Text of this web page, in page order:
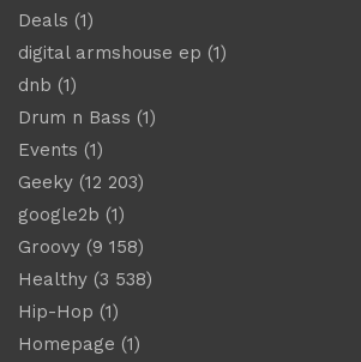
Deals (1)
digital armshouse ep (1)
dnb (1)
Drum n Bass (1)
Events (1)
Geeky (12 203)
google2b (1)
Groovy (9 158)
Healthy (3 538)
Hip-Hop (1)
Homepage (1)